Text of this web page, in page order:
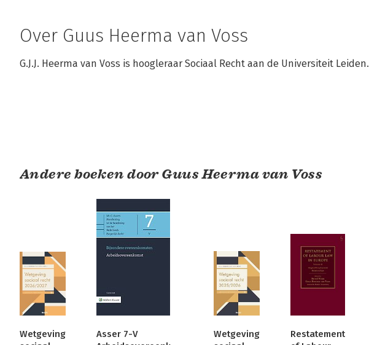
Over Guus Heerma van Voss
G.J.J. Heerma van Voss is hoogleraar Sociaal Recht aan de Universiteit Leiden.
Andere boeken door Guus Heerma van Voss
Wetgeving
Asser 7-V
Wetgeving
Restatement